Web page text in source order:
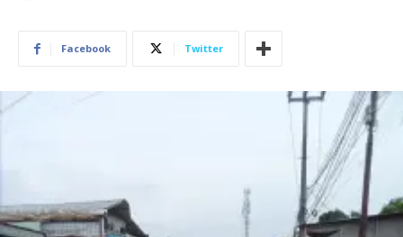
Facebook Twitter